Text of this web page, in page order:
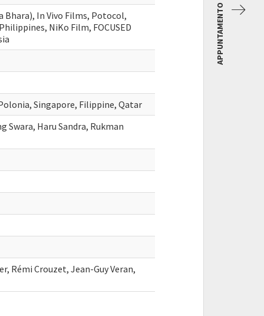
Bhara), In Vivo Films, Potocol,
NiKo Film, FOCUSED
Singapore, Filippine, Qatar
Swara, Haru Sandra, Rukman
Rémi Crouzet, Jean-Guy Veran,
APPUNTAMENTO